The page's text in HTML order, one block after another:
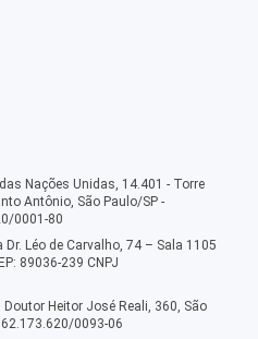
Nações Unidas, 14.401 - Torre
Antônio, São Paulo/SP -
0001-80
Léo de Carvalho, 74 – Sala 1105
89036-239 CNPJ
Heitor José Reali, 360, São
62.173.620/0093-06